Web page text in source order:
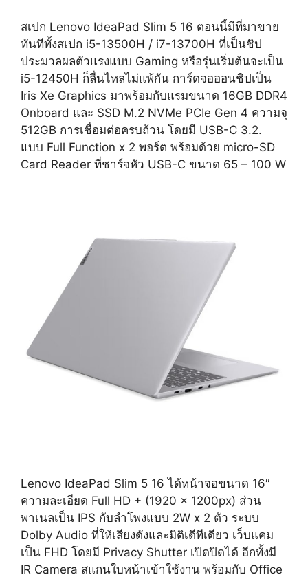
สเปก Lenovo IdeaPad Slim 5 16 ตอนนี้มีที่มาขาย
ทันทีทั้งสเปก i5-13500H / i7-13700H ที่เป็นชิป
ประมวลผลตัวแรงแบบ Gaming หรือรุ่นเริ่มต้นจะเป็น
i5-12450H ก็ลื่นไหลไม่แพ้กัน การ์ดจอออนชิปเป็น
Iris Xe Graphics มาพร้อมกับแรมขนาด 16GB DDR4
Onboard และ SSD M.2 NVMe PCIe Gen 4 ความจุ
512GB การเชื่อมต่อครบถ้วน โดยมี USB-C 3.2.
แบบ Full Function x 2 พอร์ต พร้อมด้วย micro-SD
Card Reader ที่ชาร์จหัว USB-C ขนาด 65 – 100 W
Lenovo IdeaPad Slim 5 16 ได้หน้าจอขนาด 16″
ความละเอียด Full HD + (1920 x 1200px) ส่วน
พาเนลเป็น IPS กับลำโพงแบบ 2W x 2 ตัว ระบบ
Dolby Audio ที่ให้เสียงดังและมิติเดีทีเดียว เว็บแคม
เป็น FHD โดยมี Privacy Shutter เปิดปิดได้ อีกทั้งมี
IR Camera สแกนใบหน้าเข้าใช้งาน พร้อมกับ Office